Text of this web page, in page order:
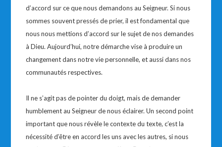
d’accord sur ce que nous demandons au Seigneur. Si nous
sommes souvent pressés de prier, il est fondamental que
nous nous mettions d’accord sur le sujet de nos demandes
à Dieu. Aujourd’hui, notre démarche vise à produire un
changement dans notre vie personnelle, et aussi dans nos
communautés respectives.
Il ne s’agit pas de pointer du doigt, mais de demander
humblement au Seigneur de nous éclairer. Un second point
important que nous révèle le contexte du texte, c’est la
nécessité d’être en accord les uns avec les autres, si nous